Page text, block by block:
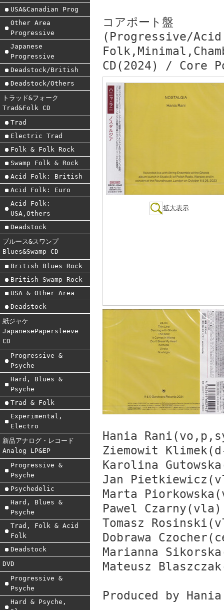
USA&Canadian Prog
Other Area
Progressive
Japanese
Progressive
Deadstock/British
Deadstock/Others
トラッド&フォーク
Trad&Folk CD
Trad
Electric Trad
Folk & Folk Rock
Swamp Folk & Rock
Acid Folk: British
Acid Folk: Euro
Acid Folk:
USA,Others
Deadstock
ブルース&スワンプ
Blues&Swamp CD
British Blues Rock
British Swamp Rock
USA & Other Area
Deadstock
紙ジャケ
JapanesePapersleeve
CD
Progressive &
Psyche
Hard, Blues &
Psyche
Trad & Folk
Experimental,
Electro
新品アナログ・レコード
Analog LP&EP
Progressive &
Psyche
Psychedelic
Hard, Blues &
Psyche
Trad, Folk & Acid
Folk
Deadstock
DVD
Progressive &
Psyche
Hard & Psyche,
コアポート盤
(Progressive/Acid
CD(2024) / Core
拡大表示
Hania
Ziemowit
Karolina
Jan
Marta
Pawel Czarny(vla)
Tomasz
Dobrawa
Marianna
Mateusz
Produced by